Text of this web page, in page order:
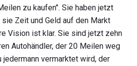
zu kaufen". Sie haben jetzt
Zeit und Geld auf den Markt
Vision ist klar. Sie sind jetzt zehn
Autohändler, der 20 Meilen weg
vermarktet wird, der